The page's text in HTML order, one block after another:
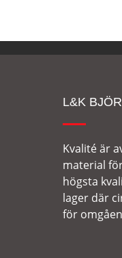
L&K
Kvalité är
material
högsta
lager där
för